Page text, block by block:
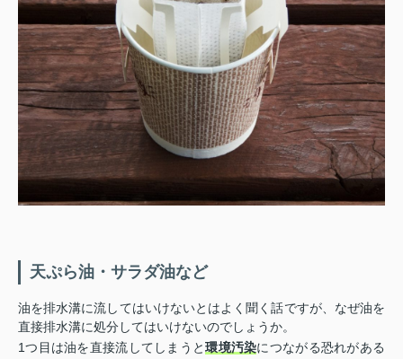
天ぷら油・サラダ油など
油を排水溝に流してはいけないとはよく聞く話ですが、なぜ油を
直接排水溝に処分してはいけないのでしょうか。
1つ目は油を直接流してしまうと環境汚染につながる恐れがある